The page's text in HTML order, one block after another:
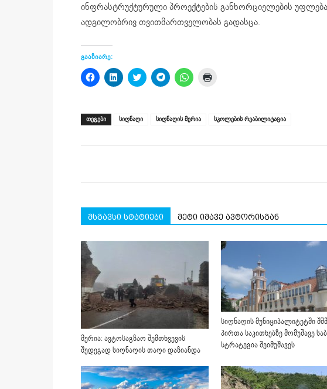
ინფრასტრუქტურული პროექტების განხორციელების
ადგილობრივ თვითმართველობას გადასცა.
გააზიარე:
Click
to
(Opens
in
new
Click
to
(Opens
in
Click
to
(Opens
in
Click
to
(Opens
in
Click
to
(Opens
in
new
window)
ᲗᲔᲒᲔᲑᲘ სიღნაღი სიღნაღის მერია სკოლების რეაბილიტაცია
მსგავსი სტატიები მეტი იმავე ავტორისგან
მერია: ავტოსაგზაო შემთხვევის
შედეგად სიღნაღის თაღი დაზიანდა
სიღნაღის მუნიციპალიტეტში შშმ
პირთა საკითხებზე მომუშავე
სტრატეგია შეიმუშავეს